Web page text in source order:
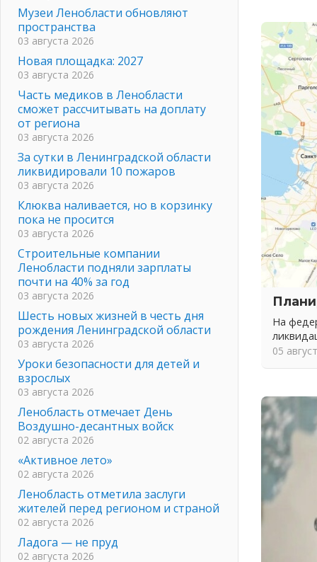
На
05
Музеи Ленобласти обновляют
пространства
03 августа 2026
Новая площадка: 2027
03 августа 2026
Часть медиков в Ленобласти
сможет рассчитывать на доплату
от региона
03 августа 2026
За сутки в Ленинградской области
ликвидировали 10 пожаров
03 августа 2026
Клюква наливается, но в корзинку
пока не просится
03 августа 2026
Строительные компании
Ленобласти подняли зарплаты
почти на 40% за год
03 августа 2026
Шесть новых жизней в честь дня
рождения Ленинградской области
03 августа 2026
Уроки безопасности для детей и
взрослых
03 августа 2026
Ленобласть отмечает День
Воздушно-десантных войск
02 августа 2026
«Активное лето»
02 августа 2026
Ленобласть отметила заслуги
жителей перед регионом и страной
02 августа 2026
Ладога — не пруд
02 августа 2026